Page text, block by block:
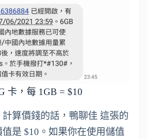
卡，每 1GB = $10
計算價錢的話，鴨聊佳 這張的
是 $10。如果你在使用儲值